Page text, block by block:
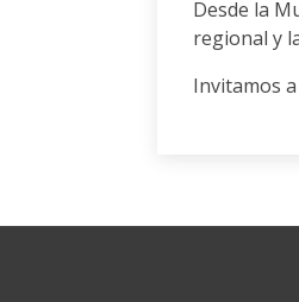
Desde la
regional y
Invitamos